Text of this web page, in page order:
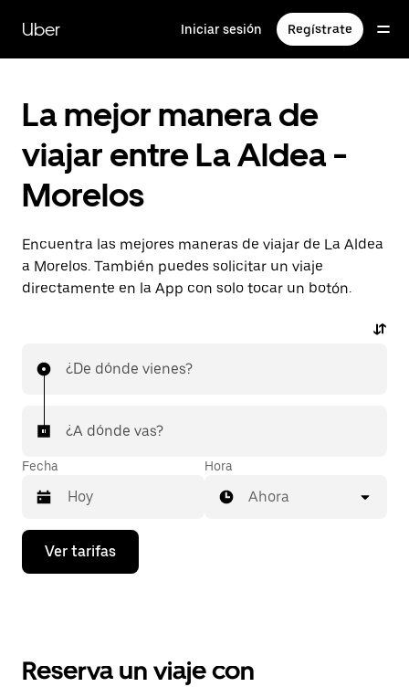
contenido
principal
Uber Iniciar sesión Regístrate
La mejor manera de
viajar entre La Aldea -
Morelos
Encuentra las mejores maneras de viajar de La Aldea
a Morelos. También puedes solicitar un viaje
directamente en la App con solo tocar un botón.
¿De dónde vienes?
¿A dónde vas?
Fecha
Presiona
flecha
el
Hora
Ahora
Ver tarifas
Reserva un viaje con